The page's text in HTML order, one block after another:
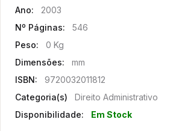
Ano:
2003
Nº Páginas:
546
Peso:
0 Kg
Dimensões:
mm
ISBN:
9720032011812
Categoria(s)
Direito Administrativo
Disponibilidade:
Em Stock